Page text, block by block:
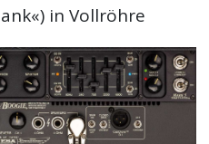
in Vollröhre